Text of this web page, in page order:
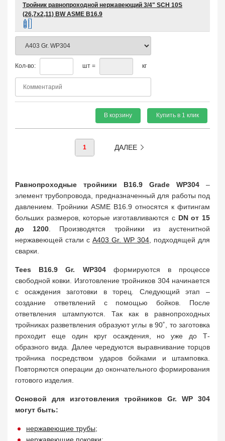
Тройник равнопроходной нержавеющий 3/4" SCH 10S
(26,7х2,11) BW ASME B16.9
Кол-во: шт = кг
В корзину Купить в 1 клик
1 ДАЛЕЕ
Равнопроходные тройники B16.9 Grade WP304 –
элемент трубопровода, предназначенный для работы под
давлением. Тройники ASME B16.9 относятся к фитингам
больших размеров, которые изготавливаются с DN от 15
до 1200 . Производятся тройники из аустенитной
нержавеющей стали с A403 Gr. WP 304 , подходящей для
сварки.
Tees B16.9 Gr. WP304 формируются в процессе
свободной ковки. Изготовление тройников 304 начинается
с осаждения заготовки в торец. Следующий этап –
создание ответвлений с помощью бойков. После
ответвления штампуются. Так как в равнопроходных
тройниках разветвления образуют углы в 90˚, то заготовка
проходит еще один круг осаждения, но уже до Т-
образного вида. Далее чередуются выравнивание торцов
тройника посредством ударов бойками и штамповка.
Повторяются операции до окончательного формирования
готового изделия.
Основой для изготовления тройников Gr. WP 304
могут быть:
нержавеющие трубы;